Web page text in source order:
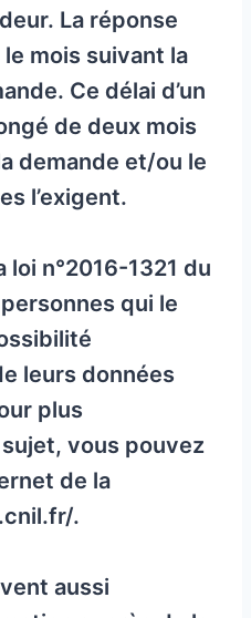
La réponse
mois suivant la
Ce délai d’un
de deux mois
demande et/ou le
l’exigent.
loi n°2016-1321 du
qui le
leurs données
plus
vous pouvez
de la
.
aussi